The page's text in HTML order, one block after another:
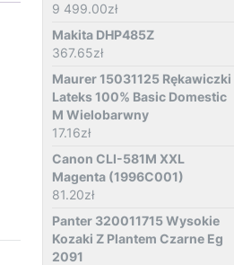
9 499.00zł
Makita DHP485Z
367.65zł
Maurer 15031125 Rękawiczki
Lateks 100% Basic Domestic
M Wielobarwny
17.16zł
Canon CLI-581M XXL
Magenta (1996C001)
81.20zł
Panter 320011715 Wysokie
Kozaki Z Plantem Czarne Eg
2091